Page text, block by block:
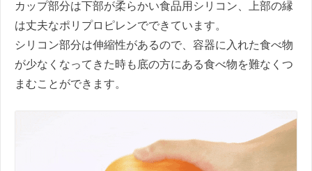
カップ部分は下部が柔らかい食品用シリコン、上部の縁
は丈夫なポリプロピレンでできています。
シリコン部分は伸縮性があるので、容器に入れた食べ物
が少なくなってきた時も底の方にある食べ物を難なくつ
まむことができます。